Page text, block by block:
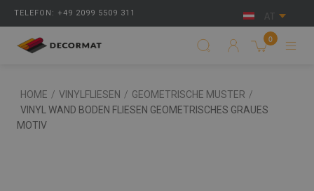
TELEFON: +49 2099 5509 311 AT
0
HOME / VINYLFLIESEN / GEOMETRISCHE MUSTER /
VINYL WAND BODEN FLIESEN GEOMETRISCHES GRAUES
MOTIV